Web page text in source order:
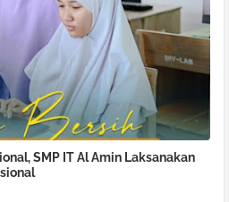
SMP IT Al Amin Laksanakan